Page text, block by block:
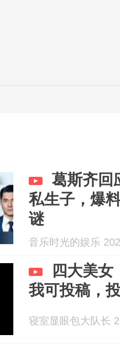
葛斯齐回
私生子，爆
谜
音乐时光的娱乐
四大美
我可投稿，
寝室显眼包大队长